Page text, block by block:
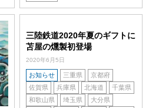
三陸鉄道2020年夏のギフトに
苫屋の燻製初登場
2020年6月5日
お知らせ 三重県
京都府
佐賀県
兵庫県 北海道
千葉県
和歌山県
埼玉県
大分県